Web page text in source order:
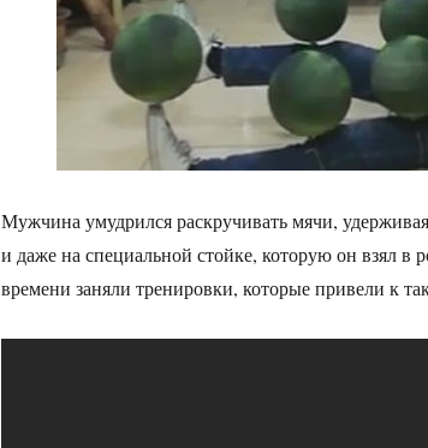
Мужчина умудрился раскручивать мячи,
и даже на специальной стойке, которую он взял в
времени заняли тренировки, которые привели к